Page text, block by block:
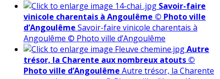
Savoir-faire
vinicole charentais à Angoulême © Photo ville
d’Angoulême Savoir-faire vinicole charentais à
Angoulême © Photo ville d’Angoulême
Autre
trésor, la Charente aux nombreux atouts ©
Photo ville d’Angoulême Autre trésor, la Charente